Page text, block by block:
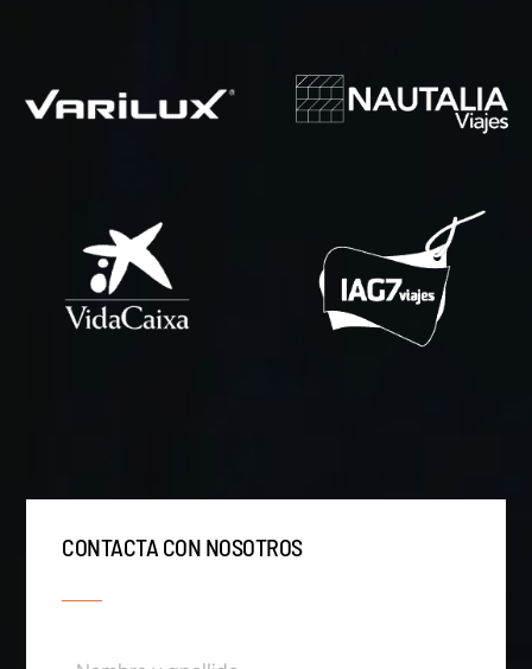
CONTACTA CON NOSOTROS
Nombre